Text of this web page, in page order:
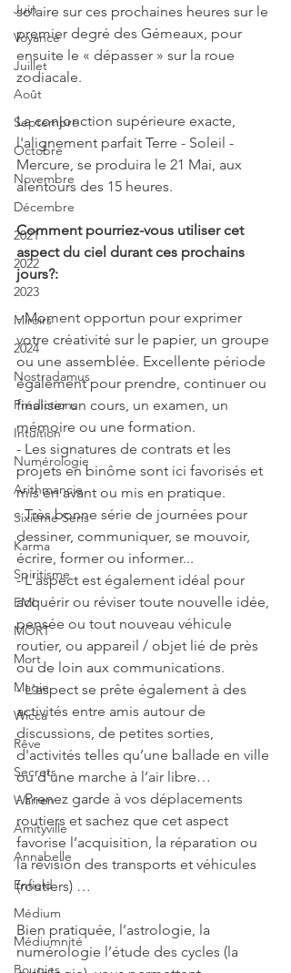
Juin
Voyance
Juillet
Août
Septembre
Octobre
Novembre
Décembre
2021
2022
2023
Miroirs
2024
Nostradamus
Prédictions
Intuition
Numérologie
Arithmancie
Sixième Sens
Karma
Spiritisme
EMI
MORT
Mort
Magie
Wicca
Rêve
Secrets
Warren
Amityville
Annabelle
Enfield
Médium
Médiumnité
Bougies
solaire sur ces prochaines heures sur le
premier degré des Gémeaux, pour
ensuite le « dépasser » sur la roue
zodiacale.
La conjonction supérieure exacte,
l'alignement parfait Terre - Soleil -
Mercure, se produira le 21 Mai, aux
alentours des 15 heures.
Comment pourriez-vous utiliser cet
aspect du ciel durant ces prochains
jours?:
- Moment opportun pour exprimer
votre créativité sur le papier, un groupe
ou une assemblée. Excellente période
également pour prendre, continuer ou
finaliser un cours, un examen, un
mémoire ou une formation.
- Les signatures de contrats et les
projets en binôme sont ici favorisés et
mis en avant ou mis en pratique.
- Très bonne série de journées pour
dessiner, communiquer, se mouvoir,
écrire, former ou informer...
- L'aspect est également idéal pour
acquérir ou réviser toute nouvelle idée,
pensée ou tout nouveau véhicule
routier, ou appareil / objet lié de près
ou de loin aux communications.
- L'aspect se prête également à des
activités entre amis autour de
discussions, de petites sorties,
d'activités telles qu’une ballade en ville
ou d’une marche à l’air libre…
- Prenez garde à vos déplacements
routiers et sachez que cet aspect
favorise l’acquisition, la réparation ou
la révision des transports et véhicules
(routiers) …
Bien pratiquée, l’astrologie, la
numérologie l’étude des cycles (la